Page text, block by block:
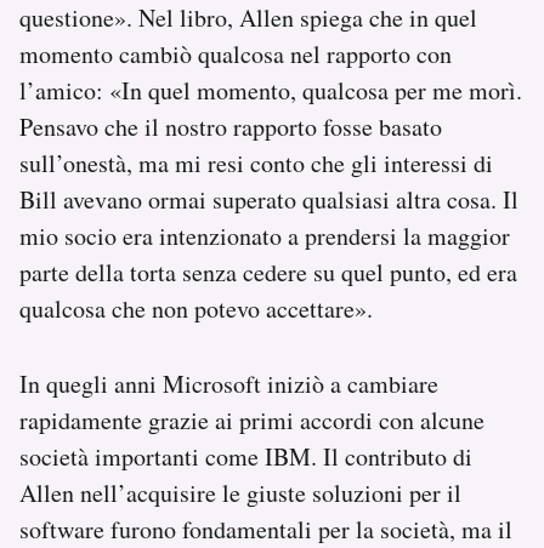
questione». Nel libro, Allen spiega che in quel
momento cambiò qualcosa nel rapporto con
l’amico: «In quel momento, qualcosa per me morì.
Pensavo che il nostro rapporto fosse basato
sull’onestà, ma mi resi conto che gli interessi di
Bill avevano ormai superato qualsiasi altra cosa. Il
mio socio era intenzionato a prendersi la maggior
parte della torta senza cedere su quel punto, ed era
qualcosa che non potevo accettare».
In quegli anni Microsoft iniziò a cambiare
rapidamente grazie ai primi accordi con alcune
società importanti come IBM. Il contributo di
Allen nell’acquisire le giuste soluzioni per il
software furono fondamentali per la società, ma il